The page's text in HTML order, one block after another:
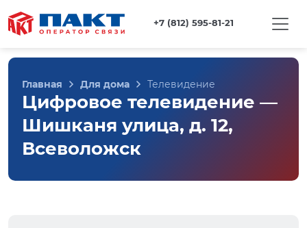
+7 (812) 595-81-21
Главная Для дома Телевидение
Цифровое телевидение —
Шишканя улица, д. 12,
Всеволожск